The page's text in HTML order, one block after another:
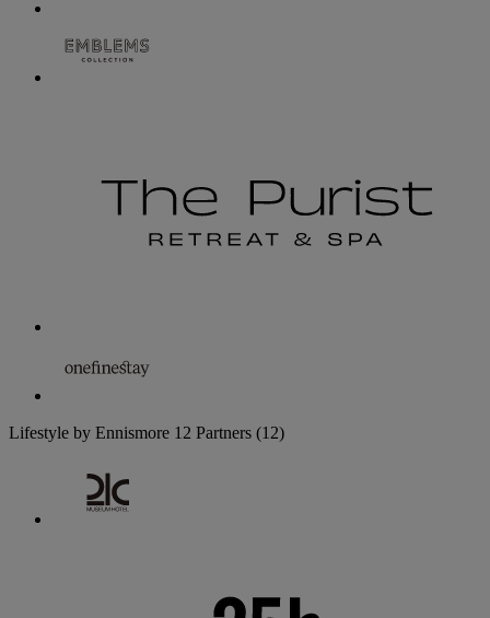
Lifestyle by Ennismore 12 Partners (12)